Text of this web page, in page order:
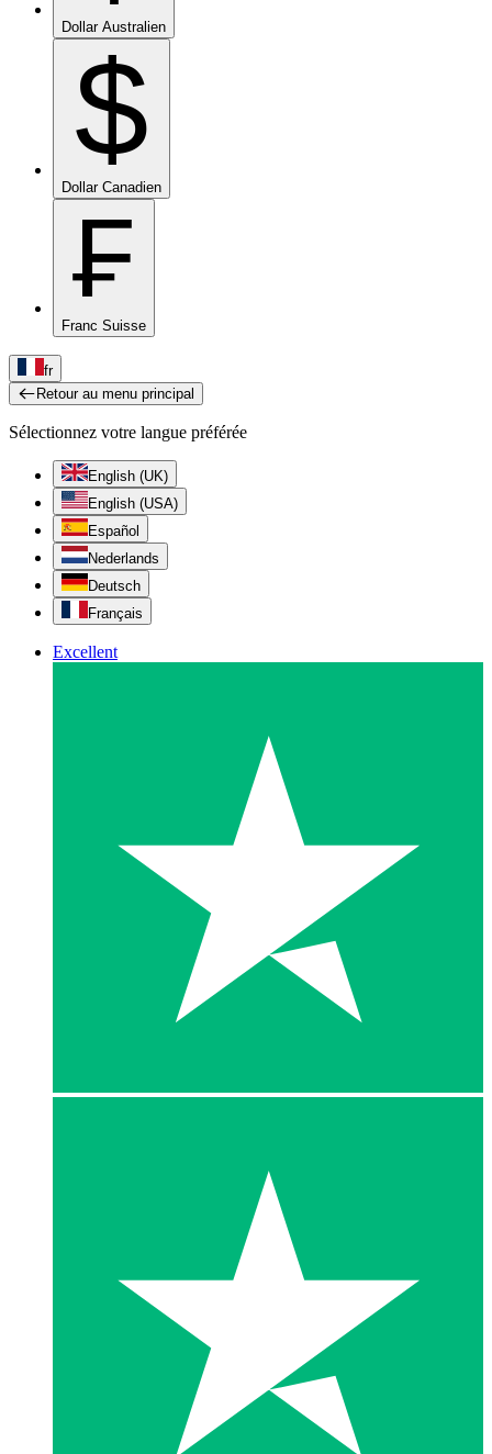
Dollar Australien
$
Dollar Canadien
₣
Franc Suisse
fr
Retour au menu principal
Sélectionnez votre langue préférée
English (UK)
English (USA)
Español
Nederlands
Deutsch
Français
Excellent